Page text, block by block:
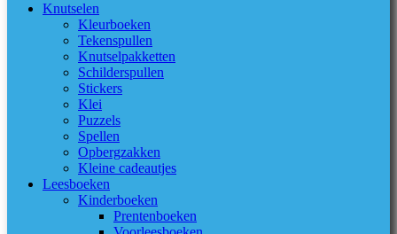
Knutselen
Kleurboeken
Tekenspullen
Knutselpakketten
Schilderspullen
Stickers
Klei
Puzzels
Spellen
Opbergzakken
Kleine cadeautjes
Leesboeken
Kinderboeken
Prentenboeken